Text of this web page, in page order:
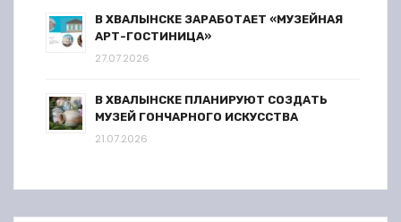
В ХВАЛЫНСКЕ ЗАРАБОТАЕТ «МУЗЕЙНАЯ
АРТ-ГОСТИНИЦА»
27.07.2026
В ХВАЛЫНСКЕ ПЛАНИРУЮТ СОЗДАТЬ
МУЗЕЙ ГОНЧАРНОГО ИСКУССТВА
21.07.2026